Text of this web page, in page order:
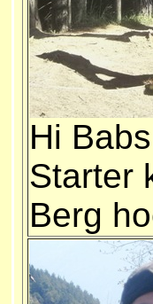
Hi
Starter
Berg